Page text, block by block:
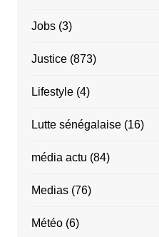
Jobs(3)
Justice(873)
Lifestyle(4)
Lutte sénégalaise(16)
média actu (84)
Medias(76)
Météo(6)